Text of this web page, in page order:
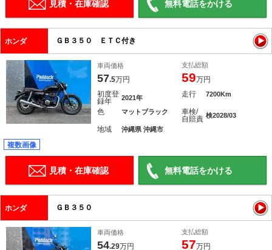
見積・在庫確認 無料電話をかける
ホンダ ＧＢ３５０ ＥＴＣ付き
車両価格
57.5万円
支払総額
59万円
初度登
録年
2021年 走行 7200Km
色 マットブラック
車検/
自賠責 検2028/03
地域 沖縄県 沖縄市
複数画像
見積・在庫確認 無料電話をかける
ホンダ ＧＢ３５０
車両価格
54.29万円
支払総額
57万円